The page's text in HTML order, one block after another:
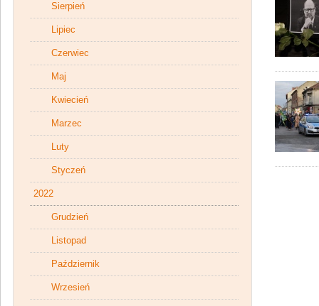
Sierpień
Lipiec
Czerwiec
Maj
Kwiecień
Marzec
Luty
Styczeń
2022
Grudzień
Listopad
Październik
Wrzesień